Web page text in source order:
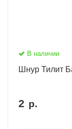
В наличии
Шнур Тилит
2 р.